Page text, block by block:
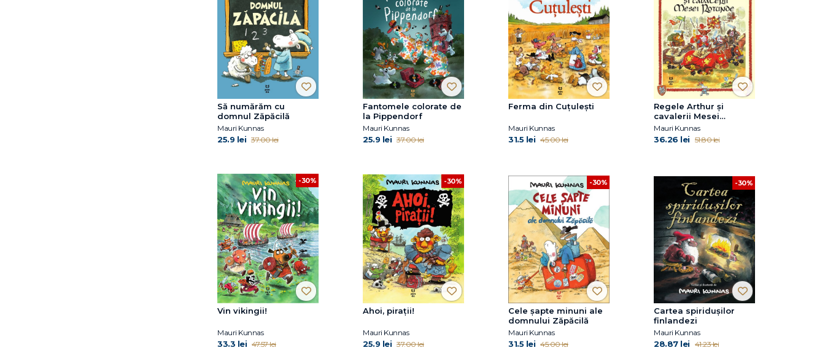
Să numărăm cu
domnul Zăpăcilă
Mauri Kunnas
25.9 lei 37.00 lei
Fantomele colorate de
la Pippendorf
Mauri Kunnas
25.9 lei 37.00 lei
Ferma din Cuțulești
Mauri Kunnas
31.5 lei 45.00 lei
Regele Arthur și
cavalerii Mesei
Rotunde
Mauri Kunnas
36.26 lei 51.80 lei
-30%
Vin vikingii!
Mauri Kunnas
33.3 lei 47.57 lei
-30%
Ahoi, pirații!
Mauri Kunnas
25.9 lei 37.00 lei
-30%
Cele şapte minuni ale
domnului Zăpăcilă
Mauri Kunnas
31.5 lei 45.00 lei
-30%
Cartea spiridușilor
finlandezi
Mauri Kunnas
28.87 lei 41.23 lei